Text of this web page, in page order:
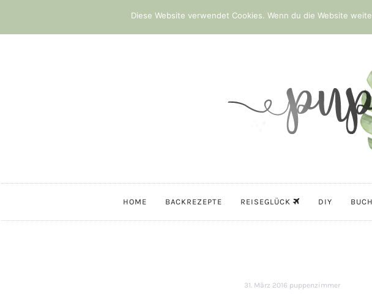
HOME BACKREZEPTE REISEGLÜCK DIY
31. März 2016 puppenzimmer
Diese Website verwendet Cookies. Wenn du die Website